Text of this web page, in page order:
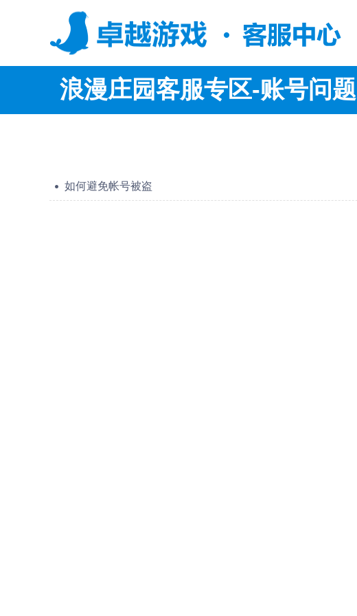
浪漫庄园客服专区-账号问题
如何避免帐号被盗